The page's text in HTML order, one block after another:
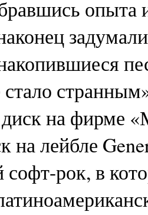
опыта
на фирме
на лейбле
рок, в